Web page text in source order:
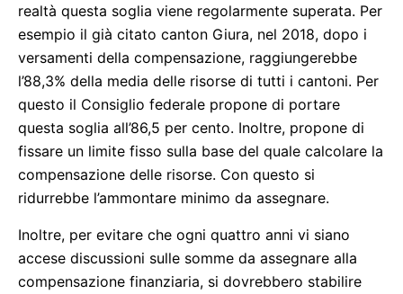
realtà questa soglia viene regolarmente superata. Per
esempio il già citato canton Giura, nel 2018, dopo i
versamenti della compensazione, raggiungerebbe
l’88,3% della media delle risorse di tutti i cantoni. Per
questo il Consiglio federale propone di portare
questa soglia all’86,5 per cento. Inoltre, propone di
fissare un limite fisso sulla base del quale calcolare la
compensazione delle risorse. Con questo si
ridurrebbe l’ammontare minimo da assegnare.
Inoltre, per evitare che ogni quattro anni vi siano
accese discussioni sulle somme da assegnare alla
compensazione finanziaria, si dovrebbero stabilire